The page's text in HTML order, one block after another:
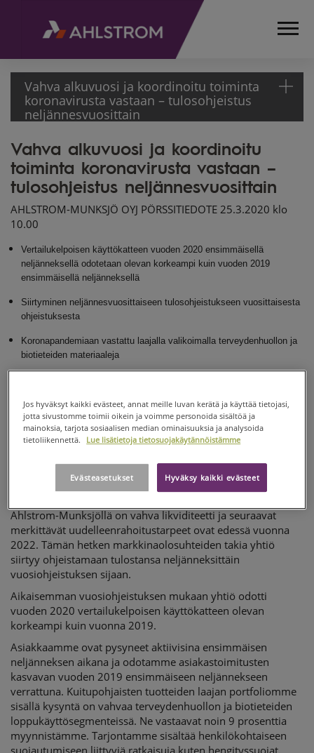
Vahva alkuvuosi ja koordinoitu toiminta
koronavirusta vastaan – tulosohjeistus
neljännesvuosittain
ETUSIVU
MEDIA
PÖRSSITIEDOTTEET
2020
VAHVA ALKUVUOSI JA
KOORDINOITU
TOIMINTA
KORONAVIRUSTA
TULOSOHJEISTUS
Vahva alkuvuosi ja koordinoitu
toiminta koronavirusta vastaan –
tulosohjeistus neljännesvuosittain
AHLSTROM-MUNKSJÖ OYJ PÖRSSITIEDOTE 25.3.2020 klo
10.00
Vertailukelpoisen käyttökatteen vuoden 2020 ensimmäisellä
neljänneksellä odotetaan olevan korkeampi kuin vuoden 2019
ensimmäisellä neljänneksellä
Siirtyminen neljännesvuosittaiseen tulosohjeistukseen vuosittaisesta
ohjeistuksesta
Koronapandemiaan vastattu laajalla valikoimalla terveydenhuollon ja
biotieteiden materiaaleja
Siirtyminen neljännesvuosittaiseen tulosohjeistukseen
Ahlstrom-Munksjön kaikki 45 tuotantolaitosta ovat
vaikutus yhtiöön on ollut tähän mennessä rajallinen. Yhtiön
vuoden 2020 ensimmäisen neljänneksen vertailukelpoisen
Ahlstrom-Munksjöllä on vahva likviditeetti ja seuraavat
merkittävät uudelleenrahoitustarpeet ovat edessä vuonna
2022. Tämän hetken markkinaolosuhteiden takia yhtiö
siirtyy ohjeistamaan tulostansa neljänneksittäin
vuosiohjeistuksen sijaan.
Aikaisemman vuosiohjeistuksen mukaan yhtiö odotti
vuoden 2020 vertailukelpoisen käyttökatteen olevan
korkeampi kuin vuonna 2019.
Asiakkaamme ovat pysyneet aktiivisina ensimmäisen
neljänneksen aikana ja odotamme asiakastoimitusten
kasvavan vuoden 2019 ensimmäiseen neljännekseen
verrattuna. Kuitupohjaisten tuotteiden laajan portfoliomme
sisällä kysyntä on vahvaa terveydenhuollon ja biotieteiden
loppukäyttösegmenteissä. Ne vastaavat noin 9 prosenttia
myynnistämme. Tarjontamme sisältää henkilökohtaiseen
suojautumiseen liittyviä ratkaisuja kuten hengityssuojat,
Jos hyväksyt kaikki evästeet, annat meille luvan kerätä ja käyttää tietojasi,
jotta sivustomme toimii oikein ja voimme personoida sisältöä ja
mainoksia, tarjota sosiaalisen median ominaisuuksia ja analysoida
tietoliikennettä.
Lue lisätietoja tietosuojakäytännöistämme
Hyväksy kaikki evästeet
Evästeasetukset